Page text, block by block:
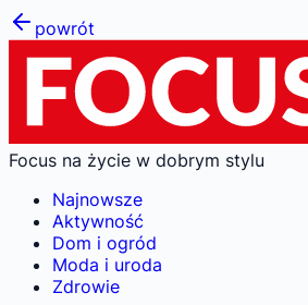
powrót
Focus na życie w dobrym stylu
Najnowsze
Aktywność
Dom i ogród
Moda i uroda
Zdrowie